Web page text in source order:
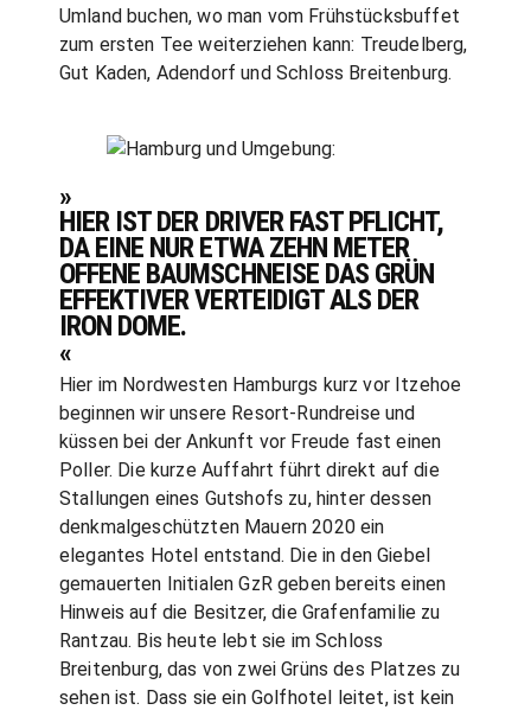
Umland buchen, wo man vom Frühstücksbuffet
zum ersten Tee weiterziehen kann: Treudelberg,
Gut Kaden, Adendorf und Schloss Breitenburg.
»
HIER IST DER DRIVER FAST PFLICHT,
DA EINE NUR ETWA ZEHN METER
OFFENE BAUMSCHNEISE DAS GRÜN
EFFEKTIVER VERTEIDIGT ALS DER
IRON DOME.
«
Hier im Nordwesten Hamburgs kurz vor Itzehoe
beginnen wir unsere Resort-Rundreise und
küssen bei der Ankunft vor Freude fast einen
Poller. Die kurze Auffahrt führt direkt auf die
Stallungen eines Gutshofs zu, hinter dessen
denkmalgeschützten Mauern 2020 ein
elegantes Hotel entstand. Die in den Giebel
gemauerten Initialen GzR geben bereits einen
Hinweis auf die Besitzer, die Grafenfamilie zu
Rantzau. Bis heute lebt sie im Schloss
Breitenburg, das von zwei Grüns des Platzes zu
sehen ist. Dass sie ein Golfhotel leitet, ist kein